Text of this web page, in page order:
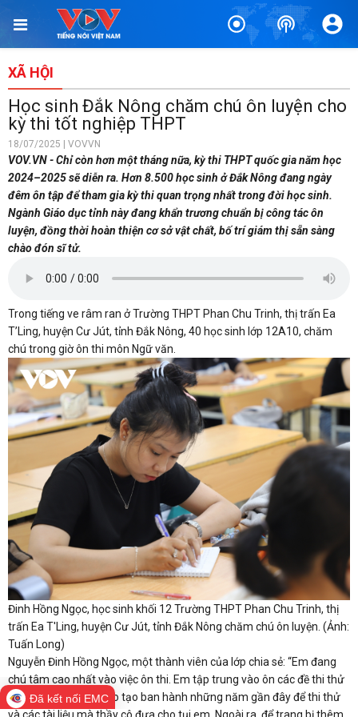
XÃ HỘI
Học sinh Đắk Nông chăm chú ôn luyện cho
kỳ thi tốt nghiệp THPT
18/07/2025 | VOVVN
VOV.VN - Chỉ còn hơn một tháng nữa, kỳ thi THPT quốc gia năm học
2024–2025 sẽ diễn ra. Hơn 8.500 học sinh ở Đắk Nông đang ngày
đêm ôn tập để tham gia kỳ thi quan trọng nhất trong đời học sinh.
Ngành Giáo dục tỉnh này đang khẩn trương chuẩn bị công tác ôn
luyện, đồng thời hoàn thiện cơ sở vật chất, bố trí giám thị sẵn sàng
chào đón sĩ tử.
Trong tiếng ve râm ran ở Trường THPT Phan Chu Trinh, thị trấn Ea
T’Ling, huyện Cư Jút, tỉnh Đắk Nông, 40 học sinh lớp 12A10, chăm
chú trong giờ ôn thi môn Ngữ văn.
Đinh Hồng Ngọc, học sinh khối 12 Trường THPT Phan Chu Trinh, thị
trấn Ea T'Ling, huyện Cư Jút, tỉnh Đắk Nông chăm chú ôn luyện. (Ảnh:
Tuấn Long)
Nguyễn Đinh Hồng Ngọc, một thành viên của lớp chia sẻ: “Em đang
chú tâm cao nhất vào việc ôn thi. Em tập trung vào ôn các đề thi thử
do Bộ Giáo dục và Đào tạo ban hành những năm gần đây để thi thử
Đã kết nối EMC